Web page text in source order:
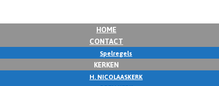
HOME
CONTACT
Spelregels
KERKEN
H. NICOLAASKERK